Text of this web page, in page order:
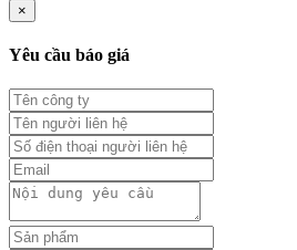
×
Yêu cầu báo giá